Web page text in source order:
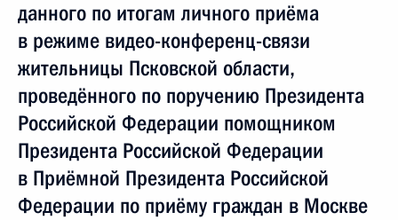
данного по итогам личного приёма
в режиме видео-конференц-связи
жительницы Псковской области,
проведённого по поручению Президента
Российской Федерации помощником
Президента Российской Федерации
в Приёмной Президента Российской
Федерации по приёму граждан в Москве